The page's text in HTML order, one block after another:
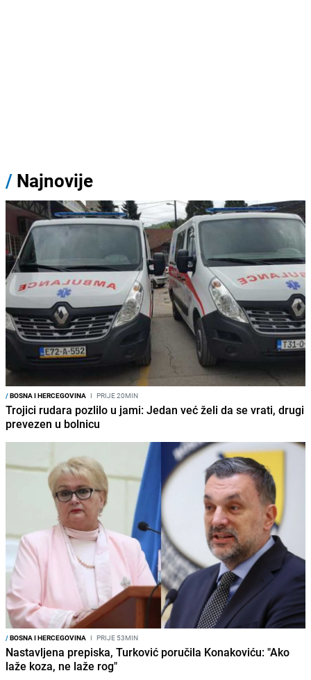
/ Najnovije
/BOSNA I HERCEGOVINA I PRIJE 20MIN
Trojici rudara pozlilo u jami: Jedan već želi da se vrati, drugi
prevezen u bolnicu
/BOSNA I HERCEGOVINA I PRIJE 53MIN
Nastavljena prepiska, Turković poručila Konakoviću: "Ako
laže koza, ne laže rog"